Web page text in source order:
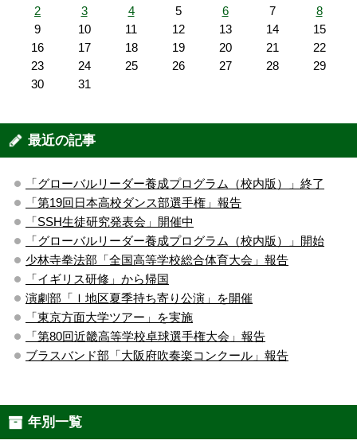
2
3 4 5 6 7
8
9
10 11 12 13 14
15
16
17 18 19 20 21
22
23
24 25 26 27 28
29
30
31
最近の記事
「グローバルリーダー養成プログラム（校内版）」終了
「第19回日本高校ダンス部選手権」報告
「SSH生徒研究発表会」開催中
「グローバルリーダー養成プログラム（校内版）」開始
少林寺拳法部「全国高等学校総合体育大会」報告
「イギリス研修」から帰国
演劇部「Ｉ地区夏季持ち寄り公演」を開催
「東京方面大学ツアー」を実施
「第80回近畿高等学校卓球選手権大会」報告
ブラスバンド部「大阪府吹奏楽コンクール」報告
年別一覧